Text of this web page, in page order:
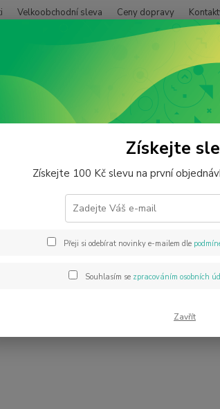
Velkoobchodní sleva Ceny dopravy
Výrobky z minerálů Andělé Anděl,
avanturin zlatý, 4
Získejte
Získejte 100 Kč slevu na první
Přeji si odebírat novinky e-mailem dle
Souhlasím se zpracováním osobních
Zavřít